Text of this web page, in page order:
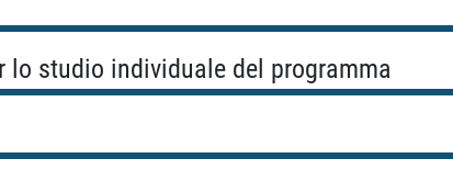
lo studio individuale del programma